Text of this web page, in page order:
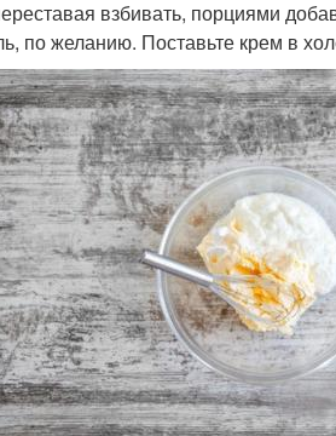
взбивать, порциями
по желанию. Поставьте крем в